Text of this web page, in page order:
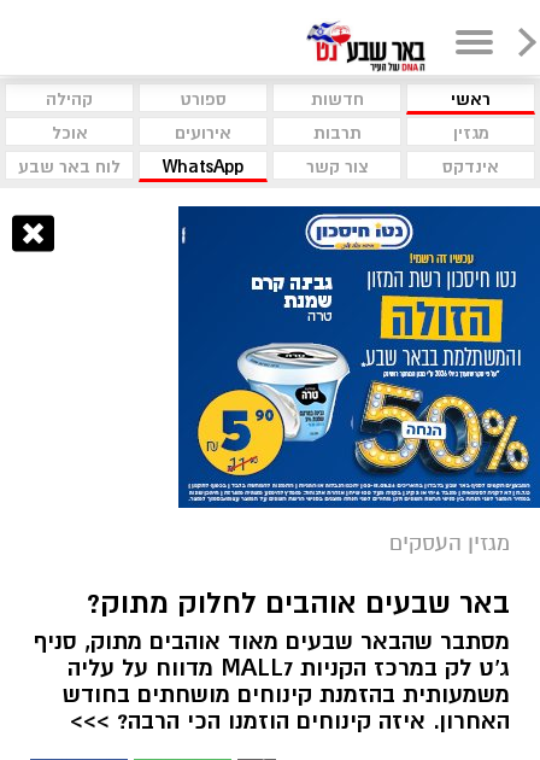
ראשי חדשות ספורט
קהילה
מגזין
תרבות אירועים
אוכל
אינדקס
צור קשר WhatsApp לוח באר שבע
מגזין העסקים
באר שבעים אוהבים לחלוק מתוק?
מסתבר שהבאר שבעים מאוד אוהבים מתוק, סניף
ג'ט לק במרכז הקניות MALL7 מדווח על עליה
משמעותית בהזמנת קינוחים מושחתים בחודש
האחרון. איזה קינוחים הוזמנו הכי הרבה? >>>